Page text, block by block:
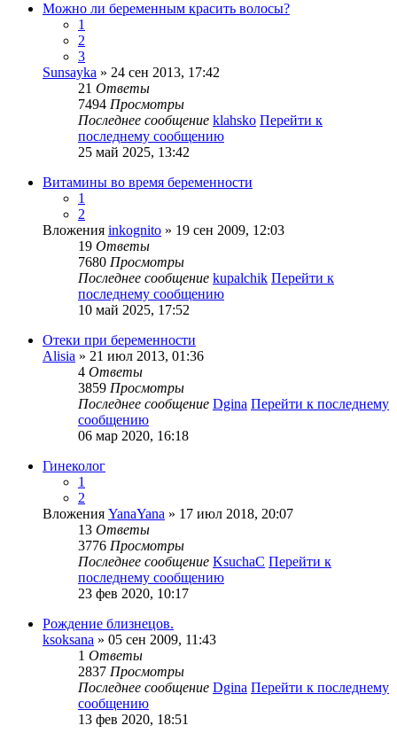
Можно ли беременным красить волосы?
1
2
3
Sunsayka » 24 сен 2013, 17:42
21 Ответы
7494 Просмотры
Последнее сообщение klahsko Перейти к
последнему сообщению
25 май 2025, 13:42
Витамины во время беременности
1
2
Вложения inkognito » 19 сен 2009, 12:03
19 Ответы
7680 Просмотры
Последнее сообщение kupalchik Перейти к
последнему сообщению
10 май 2025, 17:52
Отеки при беременности
Alisia » 21 июл 2013, 01:36
4 Ответы
3859 Просмотры
Последнее сообщение Dgina Перейти к последнему
сообщению
06 мар 2020, 16:18
Гинеколог
1
2
Вложения YanaYana » 17 июл 2018, 20:07
13 Ответы
3776 Просмотры
Последнее сообщение KsuchaC Перейти к
последнему сообщению
23 фев 2020, 10:17
Рождение близнецов.
ksoksana » 05 сен 2009, 11:43
1 Ответы
2837 Просмотры
Последнее сообщение Dgina Перейти к последнему
сообщению
13 фев 2020, 18:51